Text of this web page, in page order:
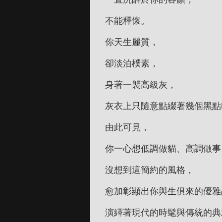
不能釋懷。
你天生麗質，
卻淡泊樸素，
身著一襲高級灰，
灰衣上只隨意點綴著幾個黑點
由此可見，
你一心想低調做貓、高調做事
沒想到這簡約的風格，
愈加彰顯出你與生俱來的優雅
演繹著現代的時髦與傳統的典